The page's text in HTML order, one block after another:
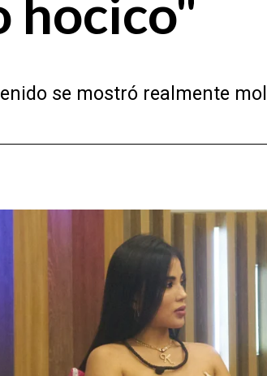
hocico"
se mostró realmente